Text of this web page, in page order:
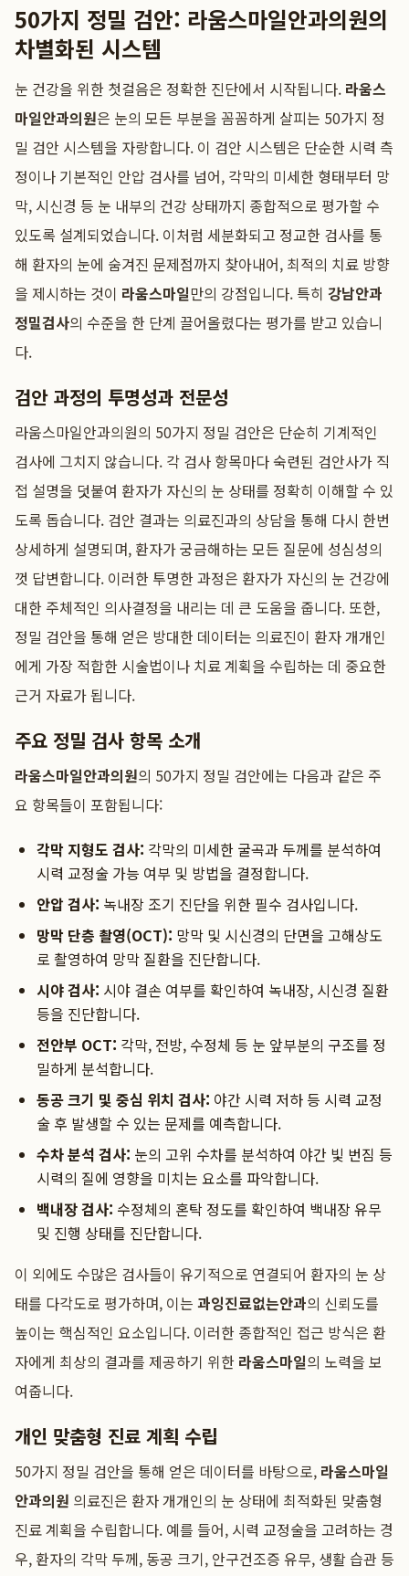
50가지 정밀 검안: 라움스마일안과의원의
차별화된 시스템
눈 건강을 위한 첫걸음은 정확한 진단에서 시작됩니다. 라움스
마일안과의원은 눈의 모든 부분을 꼼꼼하게 살피는 50가지 정
밀 검안 시스템을 자랑합니다. 이 검안 시스템은 단순한 시력 측
정이나 기본적인 안압 검사를 넘어, 각막의 미세한 형태부터 망
막, 시신경 등 눈 내부의 건강 상태까지 종합적으로 평가할 수
있도록 설계되었습니다. 이처럼 세분화되고 정교한 검사를 통
해 환자의 눈에 숨겨진 문제점까지 찾아내어, 최적의 치료 방향
을 제시하는 것이 라움스마일만의 강점입니다. 특히 강남안과
정밀검사의 수준을 한 단계 끌어올렸다는 평가를 받고 있습니
다.
검안 과정의 투명성과 전문성
라움스마일안과의원의 50가지 정밀 검안은 단순히 기계적인
검사에 그치지 않습니다. 각 검사 항목마다 숙련된 검안사가 직
접 설명을 덧붙여 환자가 자신의 눈 상태를 정확히 이해할 수 있
도록 돕습니다. 검안 결과는 의료진과의 상담을 통해 다시 한번
상세하게 설명되며, 환자가 궁금해하는 모든 질문에 성심성의
껏 답변합니다. 이러한 투명한 과정은 환자가 자신의 눈 건강에
대한 주체적인 의사결정을 내리는 데 큰 도움을 줍니다. 또한,
정밀 검안을 통해 얻은 방대한 데이터는 의료진이 환자 개개인
에게 가장 적합한 시술법이나 치료 계획을 수립하는 데 중요한
근거 자료가 됩니다.
주요 정밀 검사 항목 소개
라움스마일안과의원의 50가지 정밀 검안에는 다음과 같은 주
요 항목들이 포함됩니다:
각막 지형도 검사: 각막의 미세한 굴곡과 두께를 분석하여
시력 교정술 가능 여부 및 방법을 결정합니다.
안압 검사: 녹내장 조기 진단을 위한 필수 검사입니다.
망막 단층 촬영(OCT): 망막 및 시신경의 단면을 고해상도
로 촬영하여 망막 질환을 진단합니다.
시야 검사: 시야 결손 여부를 확인하여 녹내장, 시신경 질환
등을 진단합니다.
전안부 OCT: 각막, 전방, 수정체 등 눈 앞부분의 구조를 정
밀하게 분석합니다.
동공 크기 및 중심 위치 검사: 야간 시력 저하 등 시력 교정
술 후 발생할 수 있는 문제를 예측합니다.
수차 분석 검사: 눈의 고위 수차를 분석하여 야간 빛 번짐 등
시력의 질에 영향을 미치는 요소를 파악합니다.
백내장 검사: 수정체의 혼탁 정도를 확인하여 백내장 유무
및 진행 상태를 진단합니다.
이 외에도 수많은 검사들이 유기적으로 연결되어 환자의 눈 상
태를 다각도로 평가하며, 이는 과잉진료없는안과의 신뢰도를
높이는 핵심적인 요소입니다. 이러한 종합적인 접근 방식은 환
자에게 최상의 결과를 제공하기 위한 라움스마일의 노력을 보
여줍니다.
개인 맞춤형 진료 계획 수립
50가지 정밀 검안을 통해 얻은 데이터를 바탕으로, 라움스마일
안과의원 의료진은 환자 개개인의 눈 상태에 최적화된 맞춤형
진료 계획을 수립합니다. 예를 들어, 시력 교정술을 고려하는 경
우, 환자의 각막 두께, 동공 크기, 안구건조증 유무, 생활 습관 등